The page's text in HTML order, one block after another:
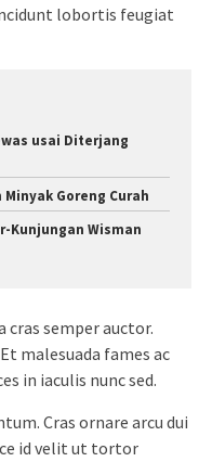
lobortis feugiat
usai Diterjang
Goreng Curah
Kunjungan Wisman
cras semper auctor.
malesuada fames ac
in iaculis nunc sed.
Cras ornare arcu dui
id velit ut tortor